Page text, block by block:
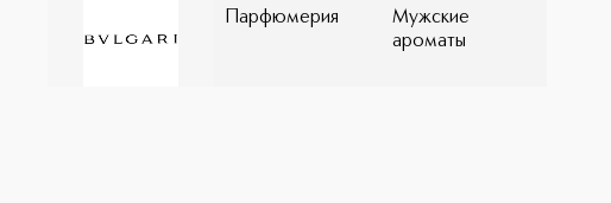
Парфюмерия
Мужские
ароматы